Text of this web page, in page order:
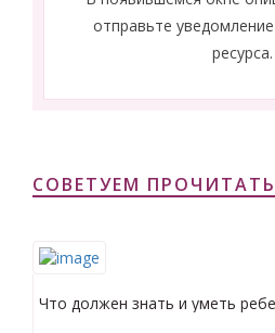
отправьте
ресурса.
СОВЕТУЕМ ПРОЧИТАТЬ
Что должен знать и уметь